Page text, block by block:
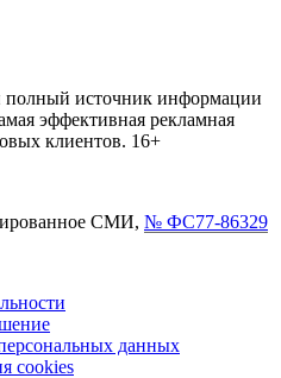
источник информации
эффективная рекламная
клиентов. 16+
СМИ, № ФС77-86329
данных
cookies